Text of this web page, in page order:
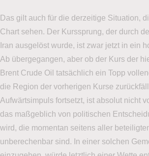
Das gilt auch für die derzeitige Situation,
Chart sehen. Der Kurssprung, der durch
Iran ausgelöst wurde, ist zwar jetzt in ein
Ab übergegangen, aber ob der Kurs der
Brent Crude Oil tatsächlich ein Topp
die Region der vorherigen Kurse
Aufwärtsimpuls fortsetzt, ist absolut nicht
das maßgeblich von politischen
wird, die momentan seitens aller
unberechenbar sind. In einer solchen